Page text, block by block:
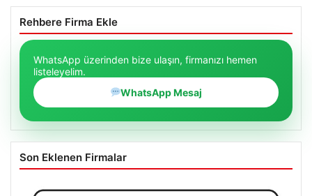
Rehbere Firma Ekle
WhatsApp üzerinden bize ulaşın, firmanızı hemen
listeleyelim.
WhatsApp Mesaj
Son Eklenen Firmalar